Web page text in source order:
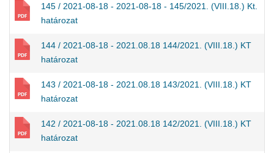
145 / 2021-08-18 - 2021-08-18 - 145/2021. (VIII.18.) Kt.
határozat
144 / 2021-08-18 - 2021.08.18 144/2021. (VIII.18.) KT
határozat
143 / 2021-08-18 - 2021.08.18 143/2021. (VIII.18.) KT
határozat
142 / 2021-08-18 - 2021.08.18 142/2021. (VIII.18.) KT
határozat